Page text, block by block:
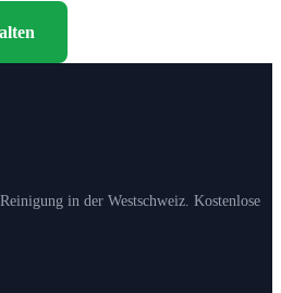
in der Westschweiz. Kostenlose